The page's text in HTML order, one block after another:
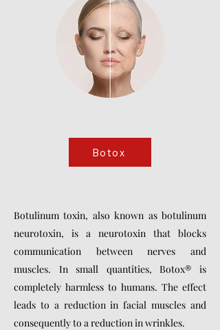
Botox
Botulinum toxin, also known as botulinum
neurotoxin, is a neurotoxin that blocks
communication between nerves and
muscles. In small quantities, Botox® is
completely harmless to humans. The effect
leads to a reduction in facial muscles and
consequently to a reduction in wrinkles.